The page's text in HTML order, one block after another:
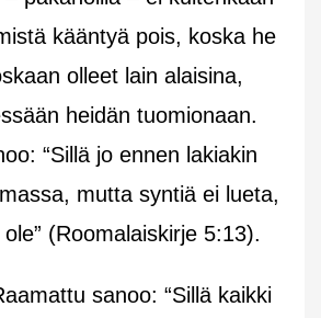
kääntyä pois, koska he
olleet lain alaisina,
heidän tuomionaan.
“Sillä jo ennen lakiakin
mutta syntiä ei lueta,
(Roomalaiskirje 5:13).
sanoo: “Sillä kaikki